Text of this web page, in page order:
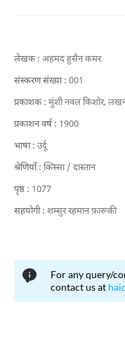
लेखक : अहमद हुसैन क़मर
संस्करण संख्या : 001
प्रकाशक : मुंशी नवल किशोर,
प्रकाशन वर्ष : 1900
भाषा : उर्दू
श्रेणियाँ : कि़स्सा / दास्तान
पृष्ठ : 1077
सहयोगी : शम्सुर रहमान फ़ारूक़ी
For any query/
contact us at